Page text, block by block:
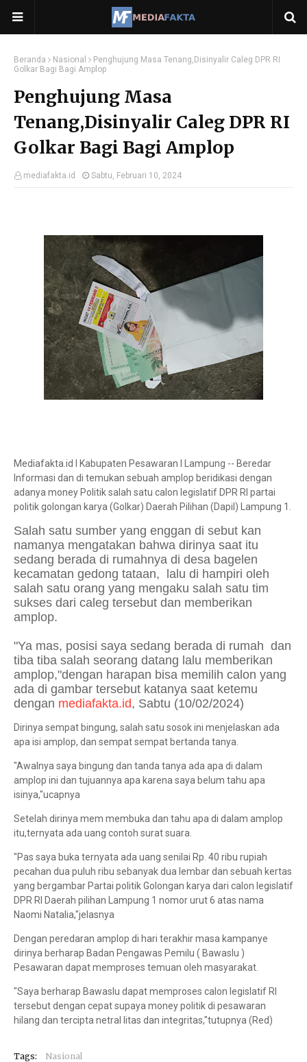
Beranda Nasional
Penghujung Masa Tenang,Disinyalir Caleg DPR RI
Golkar Bagi Bagi Amplop
Penghujung Masa
Tenang,Disinyalir Caleg DPR RI
Golkar Bagi Bagi Amplop
mediafakta.id Sabtu, Februari 10, 2024
Mediafakta.id l Kabupaten Pesawaran l Lampung -- Beredar
Informasi dan di temukan sebuah amplop beridikasi dengan
adanya money Politik salah satu calon legislatif DPR RI partai
politik golongan karya (Golkar) Daerah Pilihan (Dapil) Lampung 1.
Salah satu sumber yang enggan di sebut kan
namanya mengatakan bahwa dirinya saat itu
sedang berada di rumahnya di desa bagelen
kecamatan gedong tataan, lalu di hampiri oleh
salah satu orang yang mengaku salah satu tim
sukses dari caleg tersebut dan memberikan
amplop.
"Ya mas, posisi saya sedang berada di rumah dan
tiba tiba salah seorang datang lalu memberikan
amplop,"dengan harapan bisa memilih calon yang
ada di gambar tersebut katanya saat ketemu
dengan mediafakta.id, Sabtu (10/02/2024)
Dirinya sempat bingung, salah satu sosok ini menjelaskan ada
apa isi amplop, dan sempat sempat bertanda tanya.
"Awalnya saya bingung dan tanda tanya ada apa di dalam
amplop ini dan tujuannya apa karena saya belum tahu apa
isinya,"ucapnya
Setelah dirinya mem membuka dan tahu apa di dalam amplop
itu,ternyata ada uang contoh surat suara.
"Pas saya buka ternyata ada uang senilai Rp. 40 ribu rupiah
pecahan dua puluh ribu sebanyak dua lembar dan sebuah kertas
yang bergambar Partai politik Golongan karya dari calon legislatif
DPR RI Daerah pilihan Lampung 1 nomor urut 6 atas nama
Naomi Natalia,"jelasnya
Dengan peredaran amplop di hari terakhir masa kampanye
dirinya berharap Badan Pengawas Pemilu ( Bawaslu )
Pesawaran dapat memproses temuan oleh masyarakat.
"Saya berharap Bawaslu dapat memproses calon legislatif RI
tersebut dengan cepat supaya money politik di pesawaran
hilang dan tercipta netral litas dan integritas,"tutupnya (Red)
Tags: Nasional